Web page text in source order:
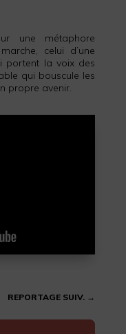
une métaphore
celui d’une
portent la voix des
qui bouscule les
propre avenir.
REPORTAGE SUIV. →